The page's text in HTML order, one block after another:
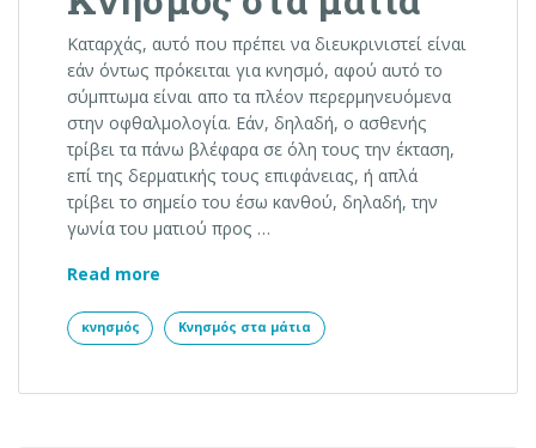
Καταρχάς, αυτό που πρέπει να διευκρινιστεί είναι
εάν όντως πρόκειται για κνησμό, αφού αυτό το
σύμπτωμα είναι απο τα πλέον περερμηνευόμενα
στην οφθαλμολογία. Εάν, δηλαδή, o ασθενής
τρίβει τα πάνω βλέφαρα σε όλη τους την έκταση,
επί της δερματικής τους επιφάνειας, ή απλά
τρίβει το σημείο του έσω κανθού, δηλαδή, την
γωνία του ματιού προς …
Read more
κνησμός Κνησμός στα μάτια